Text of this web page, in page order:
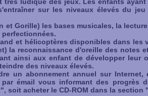
sur les niveaux élevés du
Gorille) les bases musicales, la
et hélicoptères disponibles dans les
la reconnaissance d'oreille des notes
ainsi aux enfant de développer leur
des niveaux élevés.
un abonnement annuel sur Internet,
par émail vous informant des progrès
soit acheter le CD-ROM dans la section